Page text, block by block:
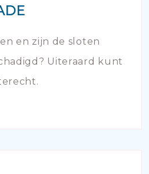
en zijn de sloten
Uiteraard kunt